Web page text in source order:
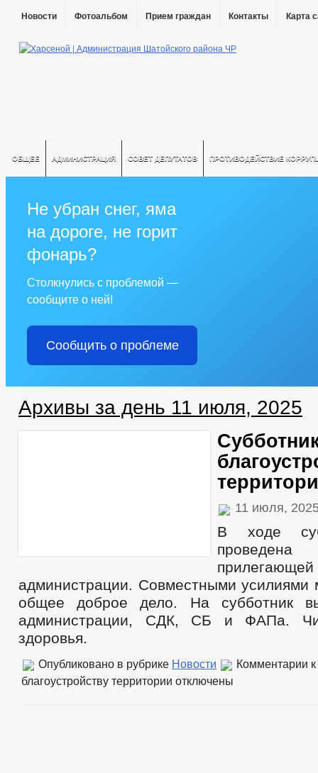
Новости Фотоальбом Прием граждан Контакты Карта
ОБЩЕЕ АДМИНИСТРАЦИЯ СОВЕТ ДЕПУТАТОВ ПРОТИВОДЕЙСТВИЕ
Не убран снег, яма
на дороге, не горит
фонарь?
Столкнулись с проблемой —
сообщите о ней!
Сообщить о проблеме
Архивы за день 11 июля, 2025
11 июля,
В ходе
администрации. Совместными усилиями
общее доброе дело. На субботник
администрации, СДК, СБ и ФАПа.
здоровья.
Опубликовано в рубрике Новости Комментарии
благоустройству территории отключены